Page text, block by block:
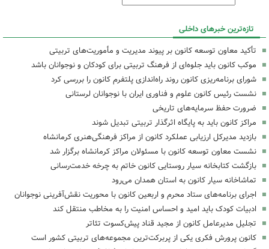
تازه‌ترین خبرهای داخلی
تأکید معاون توسعه کانون بر پیوند مدیریت و مأموریت‌های تربیتی
موکب کانون باید جلوه‌ای از فرهنگ تربیتی برای کودکان و نوجوانان باشد
شورای برنامه‌ریزی کانون روند راه‌اندازی پلتفرم کانون را بررسی کرد
نشست رئیس کانون علوم و فناوری ایران با نوجوانان لرستانی
ضرورت حفظ سرمایه‌های تاریخی
مراکز کانون باید به پایگاه اثرگذار تربیتی تبدیل شوند
بازدید مدیرکل ارزیابی عملکرد کانون از مراکز فرهنگی‌هنری کرمانشاه
نشست معاون توسعه کانون با مسئولان مراکز کرمانشاه برگزار شد
بازگشت کتابخانه سیار روستایی کانون خاتم به چرخه خدمت‌رسانی
تماشاخانه سیار کانون به استان همدان می‌رود
اجرای برنامه‌های ستاد محرم و اربعین کانون با محوریت نقش‌آفرینی نوجوانان
ادبیات کودک باید امید و احساس امنیت را به مخاطب منتقل کند
تجلیل مدیرعامل کانون از مجید قناد پیش‌کسوت تئاتر
کانون پرورش فکری یکی از پربرکت‌ترین مجموعه‌های تربیتی کشور است